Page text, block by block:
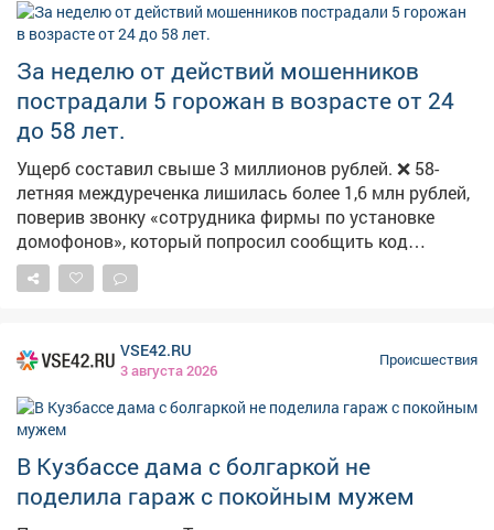
суд назначил П. 9 лет 11 месяцев колонии строгого
режима с ограничением свободы на один год. Суд
удовлетворил гражданские иски потерпевших,
взыскав с осуждённого компенсацию морального
вреда 1 000 000 рублей в пользу матери погибшей, 1
000 000 рублей в пользу её брата, 1 500 000 рублей в
пользу малолетнего сына, а также расходы на
погребение. Приговор в законную силу не вступил.
Фото: соцсети Натальи Кейль
За неделю от действий мошенников
пострадали 5 горожан в возрасте от 24
до 58 лет.
Ущерб составил свыше 3 миллионов рублей. ❌ 58-
летняя междуреченка лишилась более 1,6 млн рублей,
поверив звонку «сотрудника фирмы по установке
домофонов», который попросил сообщить код
подтверждения. Анализ способов обмана: 🔹 звонок
лжесотрудника фирмы; 🔹 обещание дополнительного
потерявших в сумме свыше 61 миллиона рублей.
️❗️Напоминаем, что в личном кабинете «Госуслуг» есть
возможность установить самозапрет на получение
кредитов. Будьте бдительны, не дайте себя обмануть!
VSE42.RU
3 августа 2026
Происшествия
В Кузбассе дама с болгаркой не
поделила гараж с покойным мужем